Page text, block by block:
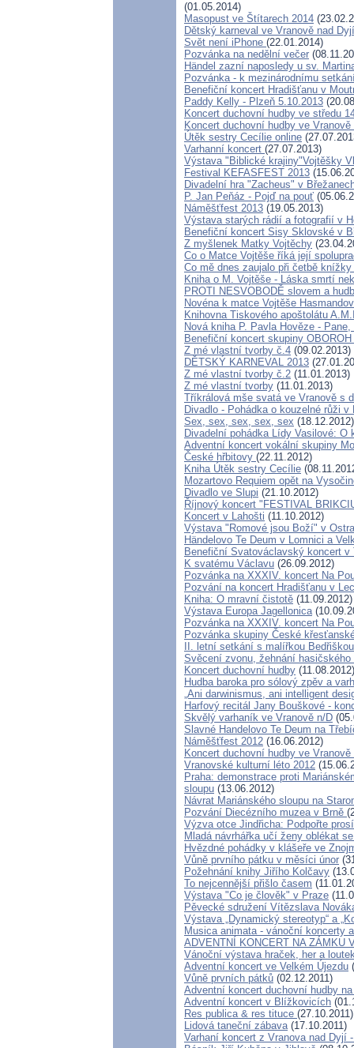
(01.05.2014)
Masopust ve Štítarech 2014
Dětský karneval ve Vranově nad Dyjí
Svět není iPhone (22.01.2014)
Pozvánka na nedělní večer
Händel zazní naposledy u sv.
Pozvánka - k mezinárodnímu
Benefiční koncert Hradišťanu v
Paddy Kelly - Plzeň 5.10.2013
Koncert duchovní hudby ve středu
Koncert duchovní hudby ve
Útěk sestry Cecílie online
Varhanní koncert (27.07.2013)
Výstava "Biblické krajiny"Vojtěšky
Festival KEFASFEST 2013
Divadelní hra "Zacheus" v
P. Jan Peňáz - Pojď na pouť
Náměšťfest 2013 (19.05.2013)
Výstava starých rádií a fotografií v
Benefiční koncert Sisy Sklovské v
Z myšlenek Matky Vojtěchy
Co o Matce Vojtěše říká její
Co mě dnes zaujalo při četbě
Kniha o M. Vojtěše - Láska smrtí
PROTI NESVOBODĚ slovem a
Novéna k matce Vojtěše
Knihovna Tiskového apoštolátu
Nová kniha P. Pavla Hověze -
Benefiční koncert skupiny
Z mé vlastní tvorby č.4 (09.02.2013)
DĚTSKÝ KARNEVAL 2013
Z mé vlastní tvorby č.2 (11.01.2013)
Z mé vlastní tvorby (11.01.2013)
Tříkrálová mše svatá ve Vranově s
Divadlo - Pohádka o kouzelné růži
Sex, sex, sex, sex, sex (18.12.2012)
Divadelní pohádka Lídy Vasilové: O
Adventní koncert vokální skupiny
České hřbitovy (22.11.2012)
Kniha Útěk sestry Cecílie
Mozartovo Requiem opět na
Divadlo ve Slupi (21.10.2012)
Říjnový koncert "FESTIVAL
Koncert v Lahošti (11.10.2012)
Výstava "Romové jsou Boží" v
Händelovo Te Deum v Lomnici a
Benefiční Svatováclavský koncert
K svatému Václavu (26.09.2012)
Pozvánka na XXXIV. koncert Na
Pozvání na koncert Hradišťanu v
Kniha: O mravní čistotě (11.09.2012)
Výstava Europa Jagellonica
Pozvánka na XXXIV. koncert Na
Pozvánka skupiny České
II. letní setkání s malířkou
Svěcení zvonu, žehnání
Koncert duchovní hudby (11.08.2012)
Hudba baroka pro sólový zpěv a
„Ani darwinismus, ani intelligent
Harfový recitál Jany Bouškové -
Skvělý varhaník ve Vranově n/D
Slavné Handelovo Te Deum na
Náměšťfest 2012 (16.06.2012)
Koncert duchovní hudby ve
Vranovské kulturní léto 2012
Praha: demonstrace proti
sloupu (13.06.2012)
Návrat Mariánského sloupu na
Pozvání Diecézního muzea v Brně
Výzva otce Jindřicha: Podpořte
Mladá návrhářka učí ženy oblékat
Hvězdné pohádky v klášeře ve
Vůně prvního pátku v měsíci únor
Požehnání knihy Jiřího Kolčavy
To nejcennější přišlo časem
Výstava "Co je člověk" v Praze
Pěvecké sdružení Vítězslava
Výstava „Dynamický stereotyp“ a
Musica animata - vánoční koncerty
ADVENTNÍ KONCERT NA ZÁMKU
Vánoční výstava hraček, her a
Adventní koncert ve Velkém Újezdu
Vůně prvních pátků (02.12.2011)
Adventní koncert duchovní hudby
Adventní koncert v Blížkovicích
Res publica & res tituce (27.10.2011)
Lidová taneční zábava(17.10.2011)
Varhaní koncert z Vranova nad Dyjí